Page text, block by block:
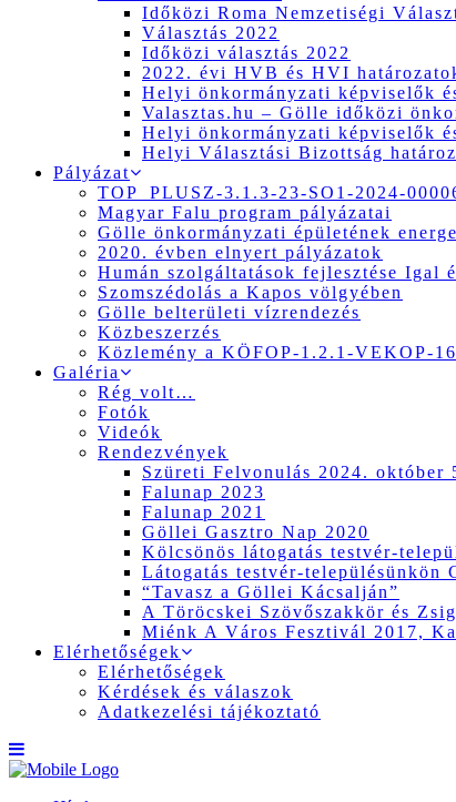
Időközi Roma Nemzetiségi
Választás 2022
Időközi választás 2022
2022. évi HVB és HVI
Helyi önkormányzati képviselők
Valasztas.hu – Gölle időközi
Helyi önkormányzati képviselők
Helyi Választási Bizottság
Pályázat
TOP_PLUSZ-3.1.3-23-SO1-2024-
Magyar Falu program pályázatai
Gölle önkormányzati épületének
2020. évben elnyert pályázatok
Humán szolgáltatások fejlesztése Igal
Szomszédolás a Kapos völgyében
Gölle belterületi vízrendezés
Közbeszerzés
Közlemény a KÖFOP-1.2.1-VEKOP-
Galéria
Rég volt…
Fotók
Videók
Rendezvények
Szüreti Felvonulás 2024. október
Falunap 2023
Falunap 2021
Göllei Gasztro Nap 2020
Kölcsönös látogatás testvér-
Látogatás testvér-településünkön
“Tavasz a Göllei Kácsalján”
A Töröcskei Szövőszakkör és
Miénk A Város Fesztivál 2017,
Elérhetőségek
Elérhetőségek
Kérdések és válaszok
Adatkezelési tájékoztató